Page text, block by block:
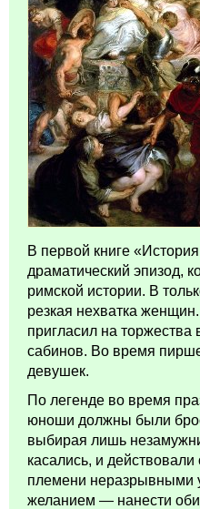
В первой книге
драматический эпизод,
римской истории. В
резкая нехватка
пригласил на
сабинов. Во время
девушек.
По легенде во время
юноши должны были
выбирая лишь
касались, и
племени неразрывными
желанием — нанести